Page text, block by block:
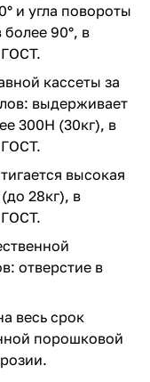
и угла повороты
90°, в
кассеты за
выдерживает
300Н (30кг), в
высокая
28кг), в
отверстие в
весь срок
порошковой